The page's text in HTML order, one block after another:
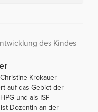
des Kindes
Krokauer
auf das Gebiet der
und als ISP-
Dozentin an der